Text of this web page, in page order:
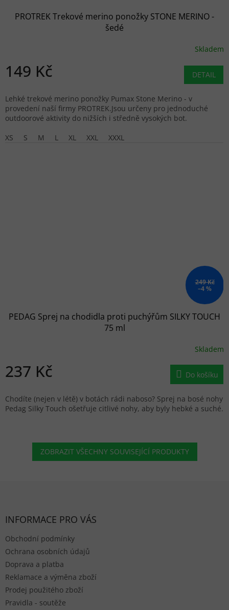
PROTREK Trekové merino ponožky STONE MERINO -
šedé
Skladem
149 Kč DETAIL
Lehké trekové merino ponožky Pumax Stone Merino - v
provedení naší firmy PROTREK.Jsou určeny pro jednoduché
outdoorové aktivity do nižších i středně vysokých bot.
XS
S M L XL XXL XXXL
249 Kč
–4 %
PEDAG Sprej na chodidla proti puchýřům SILKY TOUCH
75 ml
Skladem
237 Kč Do košíku
Chodíte (nejen v létě) v botách rádi naboso? Sprej na bosé nohy
Pedag Silky Touch ošetřuje citlivé nohy, aby byly hebké a suché.
ZOBRAZIT VŠECHNY SOUVISEJÍCÍ PRODUKTY
INFORMACE PRO VÁS
Obchodní podmínky
Ochrana osobních údajů
Doprava a platba
Reklamace a výměna zboží
Prodej použitého zboží
Pravidla - soutěže